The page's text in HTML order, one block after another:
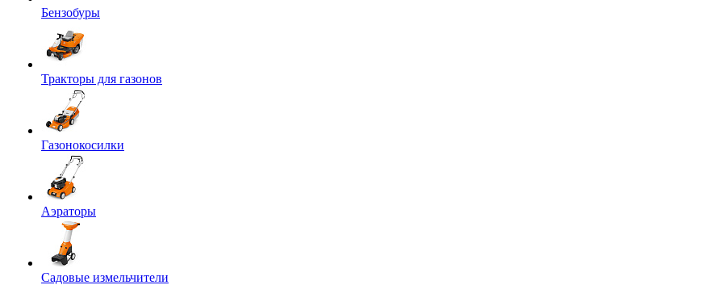
Бензобуры
Тракторы для газонов
Газонокосилки
Аэраторы
Садовые измельчители